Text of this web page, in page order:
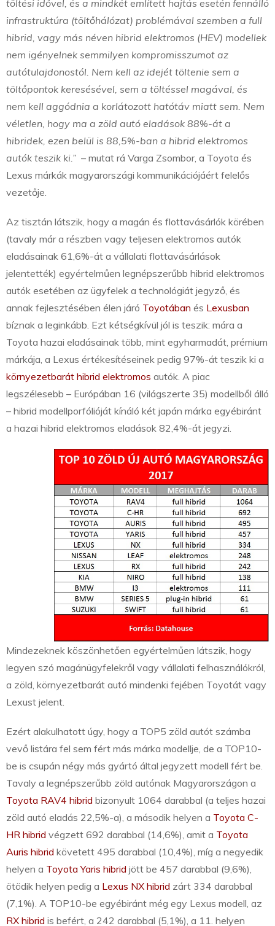
töltési idővel, és a mindkét említett hajtás esetén fennálló
infrastruktúra (töltőhálózat) problémával szemben a full
hibrid, vagy más néven hibrid elektromos (HEV) modellek
nem igényelnek semmilyen kompromisszumot az
autótulajdonostól. Nem kell az idejét töltenie sem a
töltőpontok keresésével, sem a töltéssel magával, és
nem kell aggódnia a korlátozott hatótáv miatt sem. Nem
véletlen, hogy ma a zöld autó eladások 88%-át a
hibridek, ezen belül is 88,5%-ban a hibrid elektromos
autók teszik ki.” – mutat rá Varga Zsombor, a Toyota és
Lexus márkák magyarországi kommunikációjáért felelős
vezetője.
Az tisztán látszik, hogy a magán és flottavásárlók körében
(tavaly már a részben vagy teljesen elektromos autók
eladásainak 61,6%-át a vállalati flottavásárlások
jelentették) egyértelműen legnépszerűbb hibrid elektromos
autók esetében az ügyfelek a technológiát jegyző, és
annak fejlesztésében élen járó Toyotában és Lexusban
bíznak a leginkább. Ezt kétségkívül jól is teszik: mára a
Toyota hazai eladásainak több, mint egyharmadát, prémium
márkája, a Lexus értékesítéseinek pedig 97%-át teszik ki a
környezetbarát hibrid elektromos autók. A piac
legszélesebb – Európában 16 (világszerte 35) modellből álló
– hibrid modellporfólióját kínáló két japán márka egyébiránt
a hazai hibrid elektromos eladások 82,4%-át jegyzi.
Mindezeknek köszönhetően egyértelműen látszik, hogy
legyen szó magánügyfelekről vagy vállalati felhasználókról,
a zöld, környezetbarát autó mindenki fejében Toyotát vagy
Lexust jelent.
Ezért alakulhatott úgy, hogy a TOP5 zöld autót számba
vevő listára fel sem fért más márka modellje, de a TOP10-
be is csupán négy más gyártó által jegyzett modell fért be.
Tavaly a legnépszerűbb zöld autónak Magyarországon a
Toyota RAV4 hibrid bizonyult 1064 darabbal (a teljes hazai
zöld autó eladás 22,5%-a), a második helyen a Toyota C-
HR hibrid végzett 692 darabbal (14,6%), amit a Toyota
Auris hibrid követett 495 darabbal (10,4%), míg a negyedik
helyen a Toyota Yaris hibrid jött be 457 darabbal (9,6%),
ötödik helyen pedig a Lexus NX hibrid zárt 334 darabbal
(7,1%). A TOP10-be egyébiránt még egy Lexus modell, az
RX hibrid is befért, a 242 darabbal (5,1%), a 11. helyen